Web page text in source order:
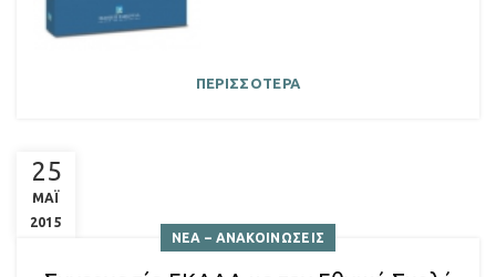
ΠΕΡΙΣΣΟΤΕΡΑ
25
ΜΑΪ
2015
ΝΕΑ – ΑΝΑΚΟΙΝΩΣΕΙΣ